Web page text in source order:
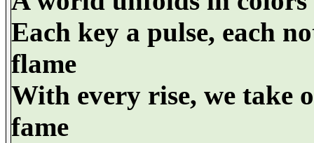
Each key a pulse, each
flame
With every rise, we take
fame